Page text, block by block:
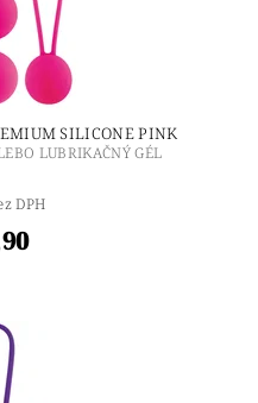
SILICONE PINK
LUBRIKAČNÝ GÉL
DPH